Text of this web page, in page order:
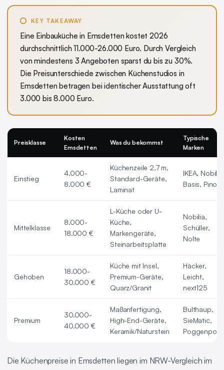
KEY TAKEAWAY
Eine Einbauküche in Emsdetten kostet 2026
durchschnittlich 11.000-26.000 Euro. Durch Vergleich
von mindestens 3 Angeboten sparst du bis zu 30%.
Die Preisunterschiede zwischen Küchenstudios in
Emsdetten betragen bei identischer Ausstattung oft
3.000 bis 8.000 Euro.
Preisklasse
Kosten
Emsdetten
Was du bekommst
Typische
Marken
Einstieg
4.000-
8.000 €
Küchenzeile 2,7 m,
Standard-Geräte,
Laminat
IKEA, Nobilia
Basis, Pino
Mittelklasse
8.000-
18.000 €
L-Küche oder U-
Küche,
Markengeräte,
Steinarbeitsplatte
Nobilia,
Schüller,
Nolte
Gehoben
18.000-
30.000 €
Küche mit Insel,
Premium-Geräte,
Quarz/Granit
Häcker,
Leicht,
next125
Premium
30.000-
40.000 €
Maßanfertigung,
High-End-Geräte,
Keramik/Naturstein
Bulthaup,
SieMatic,
Poggenpohl
Die Küchenpreise in Emsdetten liegen im NRW-Vergleich im